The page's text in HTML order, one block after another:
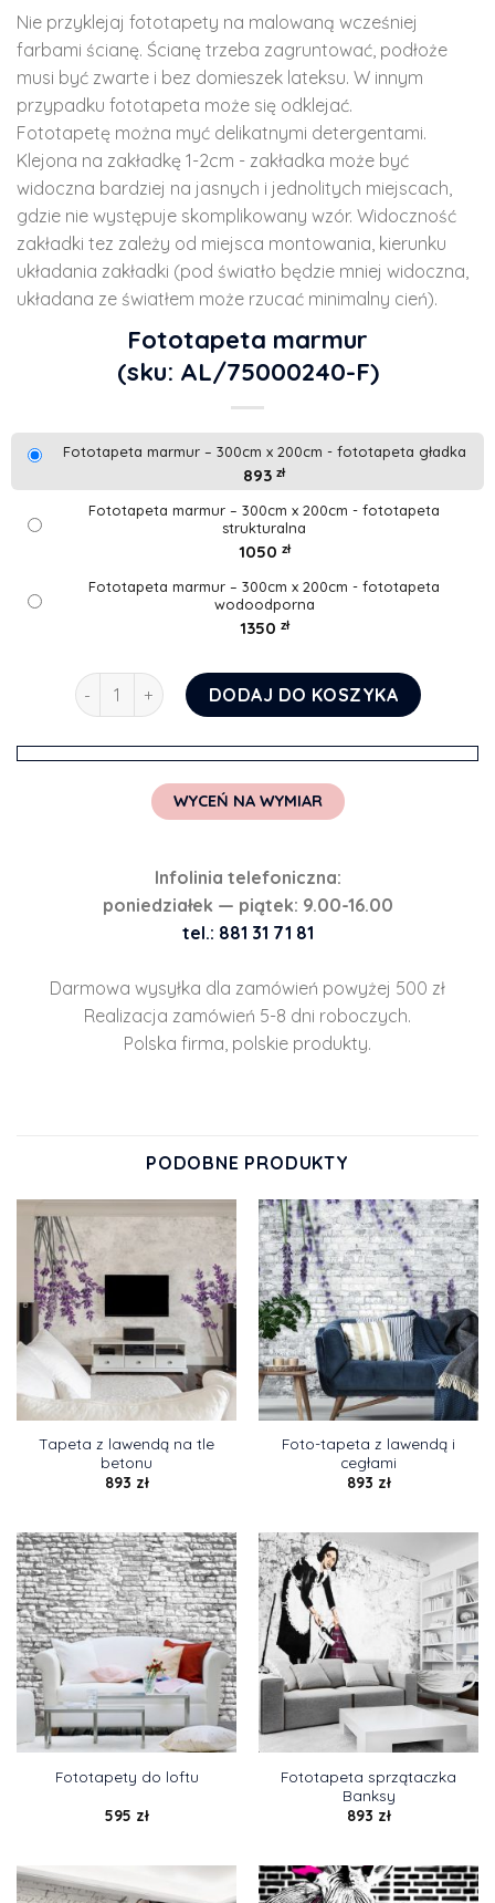
Nie przyklejaj fototapety na malowaną wcześniej
farbami ścianę. Ścianę trzeba zagruntować, podłoże
musi być zwarte i bez domieszek lateksu. W innym
przypadku fototapeta może się odklejać.
Fototapetę można myć delikatnymi detergentami.
Klejona na zakładkę 1-2cm - zakładka może być
widoczna bardziej na jasnych i jednolitych miejscach,
gdzie nie występuje skomplikowany wzór. Widoczność
zakładki tez zależy od miejsca montowania, kierunku
układania zakładki (pod światło będzie mniej widoczna,
układana ze światłem może rzucać minimalny cień).
Fototapeta marmur
(sku: AL/75000240-F)
Fototapeta marmur – 300cm x 200cm - fototapeta gładka
893 zł
Fototapeta marmur – 300cm x 200cm - fototapeta
strukturalna
1050 zł
Fototapeta marmur – 300cm x 200cm - fototapeta
wodoodporna
1350 zł
ilość Fototapeta marmurDODAJ DO KOSZYKA
WYCEŃ NA WYMIAR
Infolinia telefoniczna:
poniedziałek — piątek: 9.00-16.00
tel.: 881 31 71 81
Darmowa wysyłka dla zamówień powyżej 500 zł
Realizacja zamówień 5-8 dni roboczych.
Polska firma, polskie produkty.
PODOBNE PRODUKTY
Tapeta z lawendą na tle
betonu
893 zł
Foto-tapeta z lawendą i
cegłami
893 zł
Fototapety do loftu
595 zł
Fototapeta sprzątaczka
Banksy
893 zł